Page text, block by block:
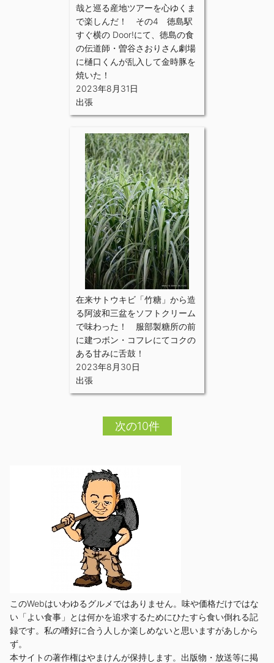
哉と巡る産地ツアーを心ゆくま
で楽しんだ！ その4 徳島駅
すぐ横の Door!にて、徳島の食
の伝道師・曽谷さおりさん劇場
に樋口くんが乱入して金時豚を
焼いた！
2023年8月31日
出張
在来サトウキビ「竹糖」から造
る阿波和三盆をソフトクリーム
で味わった！ 服部製糖所の前
に建つボン・コフレにてコクの
ある甘みに舌鼓！
2023年8月30日
出張
次の10件
このWebはいわゆるグルメではありません。味や価格だけではな
い「よい食事」とは何かを追求するためにひたすら食い倒れる記
録です。私の嗜好に合う人しか楽しめないと思いますがあしから
ず。
本サイトの著作権はやまけんが保持します。出版物・放送等に掲